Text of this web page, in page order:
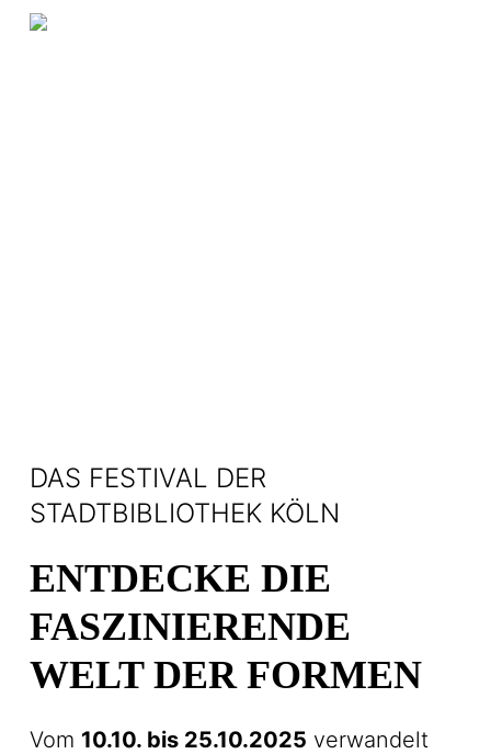
DAS FESTIVAL DER
STADTBIBLIOTHEK KÖLN
ENTDECKE DIE
FASZINIERENDE
WELT DER FORMEN
Vom 10.10. bis 25.10.2025 verwandelt